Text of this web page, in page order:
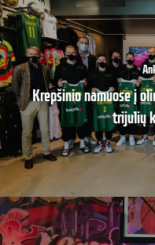
Krepšinio namuose į
trijulių